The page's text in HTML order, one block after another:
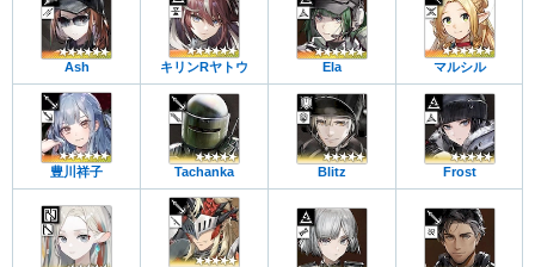
Ash キリンRヤトウ Ela マルシル
豊川祥子 Tachanka Blitz Frost